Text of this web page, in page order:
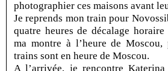
photographier ces maisons avant
Je reprends mon train pour
quatre heures de décalage
ma montre à l’heure de
trains sont en heure de Moscou.
A l’arrivée, je rencontre